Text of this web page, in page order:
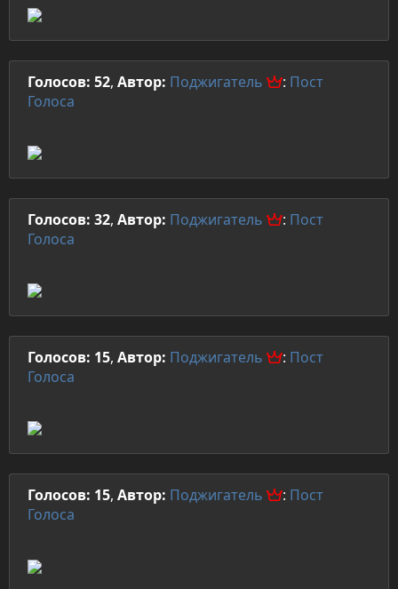
Голосов: 52, Автор: Поджигатель : Пост
Голоса
Голосов: 32, Автор: Поджигатель : Пост
Голоса
Голосов: 15, Автор: Поджигатель : Пост
Голоса
Голосов: 15, Автор: Поджигатель : Пост
Голоса